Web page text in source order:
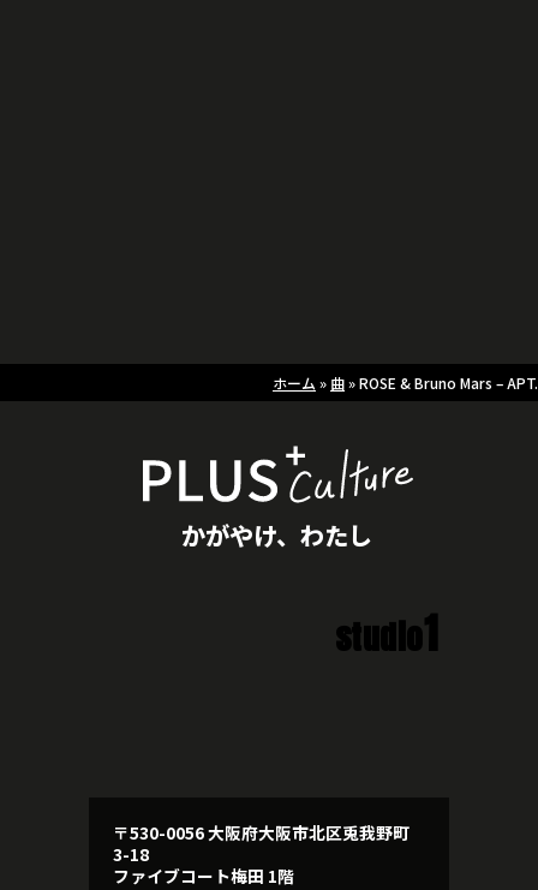
ホーム » 曲»ROSE & Bruno Mars – APT.
かがやけ、わたし
studio1
〒530-0056 大阪府大阪市北区兎我野町
3-18
ファイブコート梅田 1階